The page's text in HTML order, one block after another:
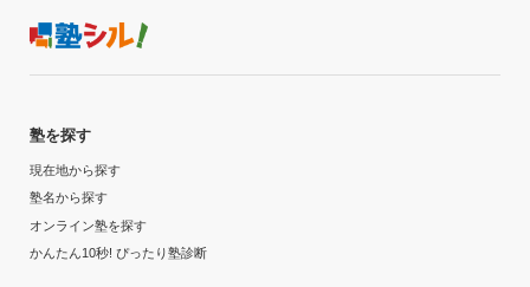
塾を探す
現在地から探す
塾名から探す
オンライン塾を探す
かんたん10秒! ぴったり塾診断